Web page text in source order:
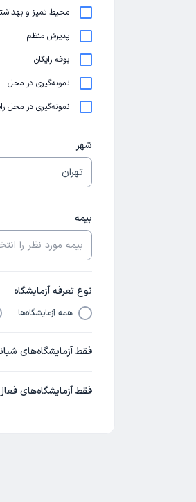
محیط تمیز و
پذیرش منظم
بوفه رایگان
نمونه‌گیری در محل
نمونه‌گیری در محل
شهر
بیمه
نوع تعرفه آزمایشگاه
همه آزمایشگاه‌ها
فقط آزمایشگاه‌های
فقط آزمایشگاه‌های